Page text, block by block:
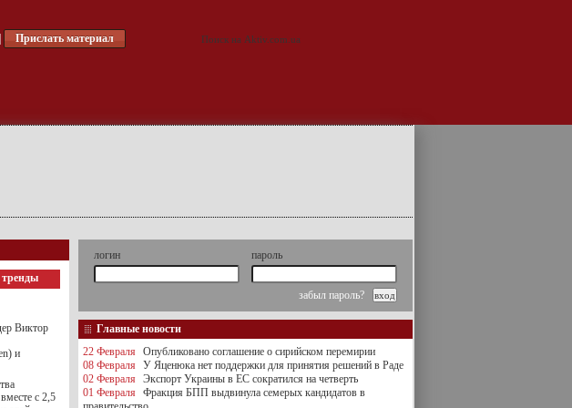
Прислать материал
тренды
Виктор
и
с 2,5
логин пароль
забыл пароль?
Главные новости
22 Февраля
Опубликовано соглашение о сирийском перемирии
08 Февраля
У Яценюка нет поддержки для принятия решений в Раде
02 Февраля
Экспорт Украины в ЕС сократился на четверть
01 Февраля
Фракция БПП выдвинула семерых кандидатов в